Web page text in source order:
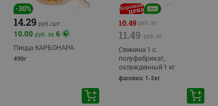
-30%
14.29 руб./шт
10.00 руб. за 6
Пицца КАРБОНАРА
490г
10.49 руб./кг
11.49 руб./кг
Свинина 1 с.
полуфабрикат,
охлажденный 1 кг
фасовка: 1-2кг